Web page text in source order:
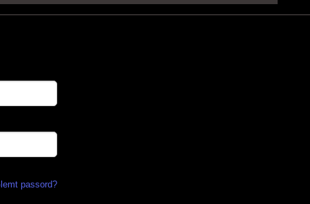
passord?